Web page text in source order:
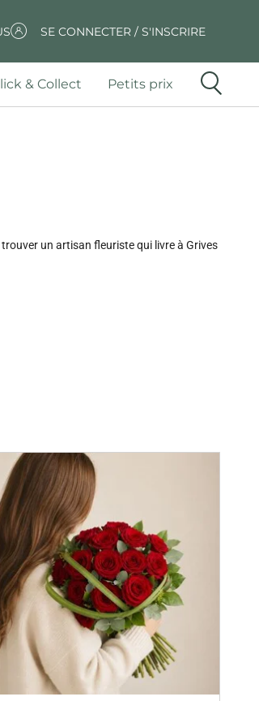
SE CONNECTER / S'INSCRIRE
& Collect Petits prix
un artisan fleuriste qui livre à Grives